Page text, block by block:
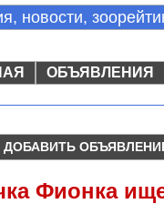
новости,
ОБЪЯВЛЕНИЯ
ДОБАВИТЬ
Фионка